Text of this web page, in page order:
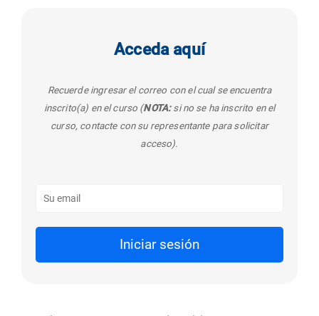
Acceda aquí
Recuerde ingresar el correo con el cual se encuentra
inscrito(a) en el curso (NOTA: si no se ha inscrito en el
curso, contacte con su representante para solicitar
acceso).
Iniciar sesión